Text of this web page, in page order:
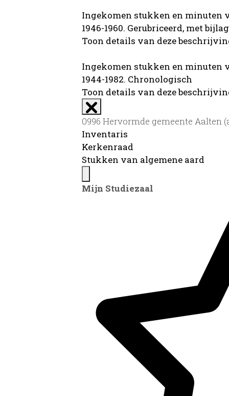
Ingekomen stukken en minuten
1946-1960. Gerubriceerd, met
Toon details van deze
Ingekomen stukken en minuten
1944-1982. Chronologisch
Toon details van deze
0996 Hervormde gemeente Aalten
Inventaris
Kerkenraad
Stukken van algemene aard
Mijn Studiezaal